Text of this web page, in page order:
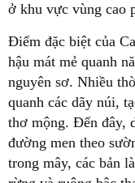
ở khu vực vùng cao
Điểm đặc biệt của
hậu mát mẻ quanh
nguyên sơ. Nhiều
quanh các dãy núi,
thơ mộng. Đến đây,
đường men theo
trong mây, các bản